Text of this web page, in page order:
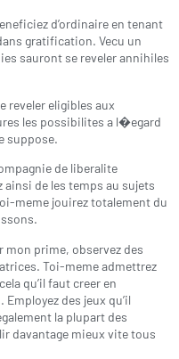
d’ordinaire en tenant
gratification. Vecu un
sauront se reveler annihiles
reveler eligibles aux
les possibilites a l�egard
suppose.
de liberalite
de les temps au sujets
meme jouirez totalement du
prime, observez des
Toi-meme admettrez
qu’il faut creer en
des jeux qu’il
la plupart des
davantage mieux vite tous